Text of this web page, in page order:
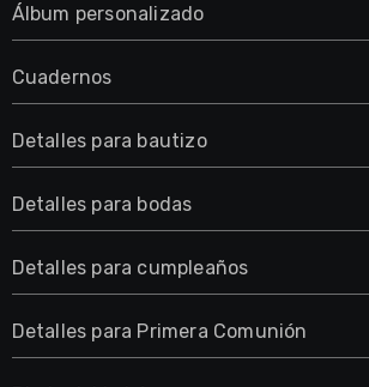
Álbum personalizado
Cuadernos
Detalles para bautizo
Detalles para bodas
Detalles para cumpleaños
Detalles para Primera Comunión